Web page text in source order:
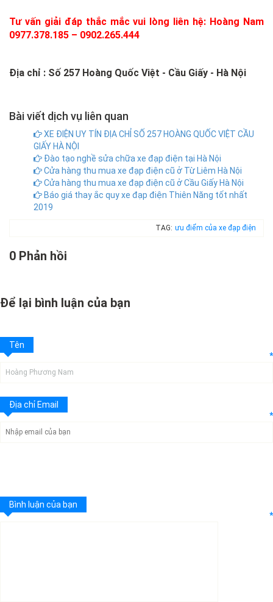
Tư vấn giải đáp thắc mắc vui lòng liên hệ: Hoàng Nam
0977.378.185 – 0902.265.444
Địa chỉ : Số 257 Hoàng Quốc Việt - Cầu Giấy - Hà Nội
Bài viết dịch vụ liên quan
XE ĐIỆN UY TÍN ĐỊA CHỈ SỐ 257 HOÀNG QUỐC VIỆT CẦU
GIẤY HÀ NỘI
Đào tạo nghề sửa chữa xe đạp điện tại Hà Nội
Cửa hàng thu mua xe đạp điện cũ ở Từ Liêm Hà Nội
Cửa hàng thu mua xe đạp điện cũ ở Cầu Giấy Hà Nội
Báo giá thay ắc quy xe đạp điện Thiên Năng tốt nhất
2019
TAG: ưu điểm của xe đạp điện
0 Phản hồi
Để lại bình luận của bạn
Tên
*
Địa chỉ Email
*
Bình luận của bạn
*